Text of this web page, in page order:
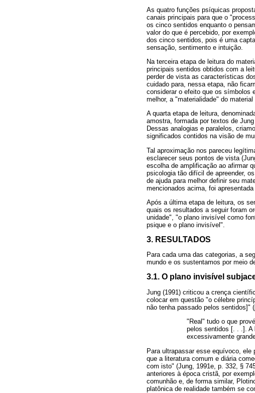
As quatro funções psíquicas
canais principais para que o
os cinco sentidos enquanto o
valor do que é percebido, por
dos cinco sentidos, pois é uma
sensação, sentimento e intuição.
Na terceira etapa de leitura do
principais sentidos obtidos com a
perder de vista as características
cuidado para, nessa etapa, não
considerar o efeito que os símbolos
melhor, a "materialidade" do
A quarta etapa de leitura,
amostra, formada por textos de
Dessas analogias e paralelos,
significados contidos na visão de
Tal aproximação nos pareceu
esclarecer seus pontos de vista
escolha de amplificação ao afirmar
psicologia tão difícil de apreender,
de ajuda para melhor definir seu
mencionados acima, foi
Após a última etapa de leitura, os
quais os resultados a seguir foram
unidade", "o plano invisível como
psique e o plano invisível".
3. RESULTADOS
Para cada uma das categorias, a
mundo e os sustentamos por meio
3.1. O plano invisível
Jung (1991) criticou a crença
colocar em questão "o célebre
não tenha passado pelos sentidos]"
"Real" tudo o que
pelos sentidos [. . .]. A
excessivamente
Para ultrapassar esse equívoco,
que a literatura comum e diária
com isto" (Jung, 1991e, p. 332, §
anteriores à época cristã, por
comunhão e, de forma similar,
platônica de realidade também se